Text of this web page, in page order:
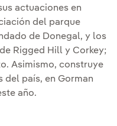
actuaciones en
del parque
de Donegal, y los
Rigged Hill y Corkey;
Asimismo, construye
del país, en Gorman
año.